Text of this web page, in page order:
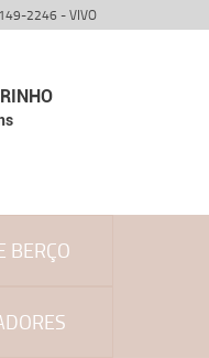
2246 - VIVO
BERÇO